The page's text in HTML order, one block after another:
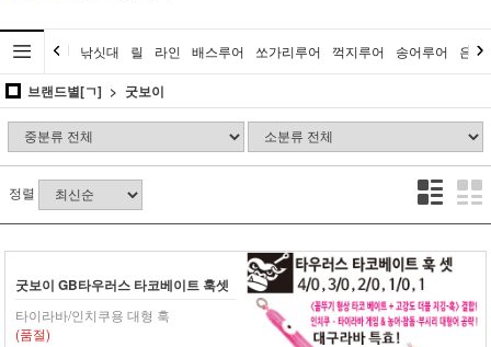
낚싯대 릴 라인 배스루어 쏘가리루어 꺽지루어 송어루어 은어
브랜드별[ㄱ] 굿보이
정렬
굿보이 GB타우러스 타코베이트 훅셋
타이라바/인치쿠용 대형 훅
(품절)